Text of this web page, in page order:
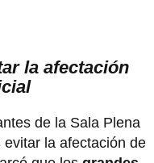
la afectación
de la Sala Plena
la afectación de